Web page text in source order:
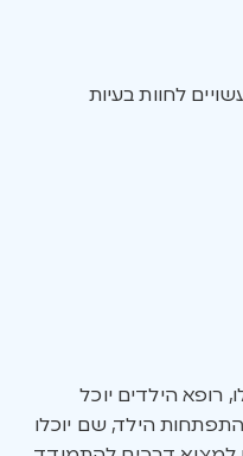
לחוות בעיות
רופא הילדים יוכל
הילד, שם יוכלו